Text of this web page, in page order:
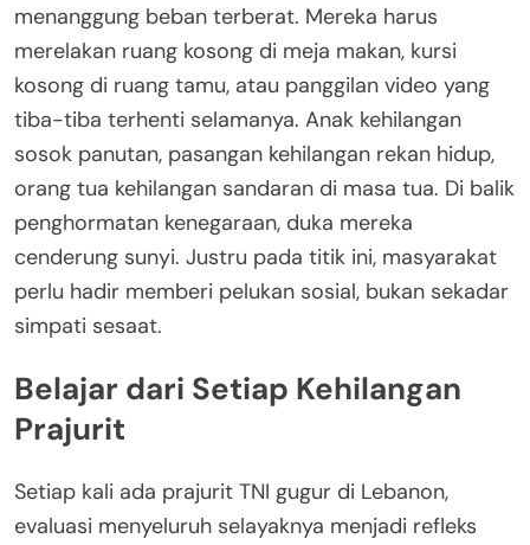
menanggung beban terberat. Mereka harus
merelakan ruang kosong di meja makan, kursi
kosong di ruang tamu, atau panggilan video yang
tiba-tiba terhenti selamanya. Anak kehilangan
sosok panutan, pasangan kehilangan rekan hidup,
orang tua kehilangan sandaran di masa tua. Di balik
penghormatan kenegaraan, duka mereka
cenderung sunyi. Justru pada titik ini, masyarakat
perlu hadir memberi pelukan sosial, bukan sekadar
simpati sesaat.
Belajar dari Setiap Kehilangan
Prajurit
Setiap kali ada prajurit TNI gugur di Lebanon,
evaluasi menyeluruh selayaknya menjadi refleks